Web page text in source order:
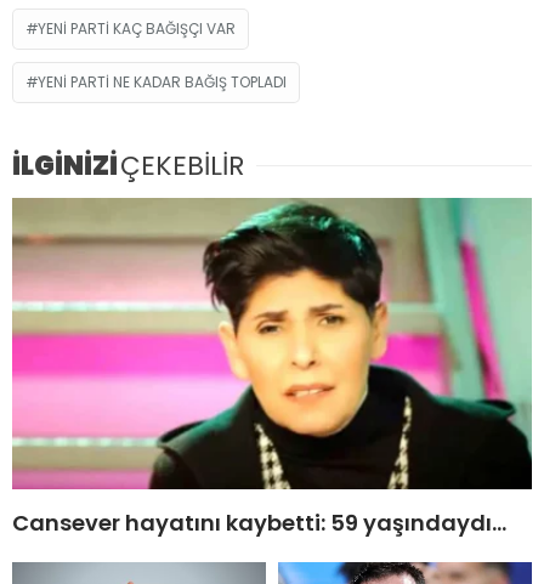
YENI PARTI KAÇ BAĞIŞÇI VAR
YENI PARTI NE KADAR BAĞIŞ TOPLADI
İLGİNİZİÇEKEBİLİR
Cansever hayatını kaybetti: 59 yaşındaydı…